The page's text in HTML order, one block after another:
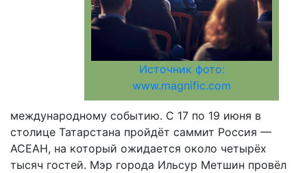
Источник фото:
www.magnific.com
международному событию. С 17 по 19 июня в
столице Татарстана пройдёт саммит Россия —
АСЕАН, на который ожидается около четырёх
тысяч гостей. Мэр города Ильсур Метшин провёл